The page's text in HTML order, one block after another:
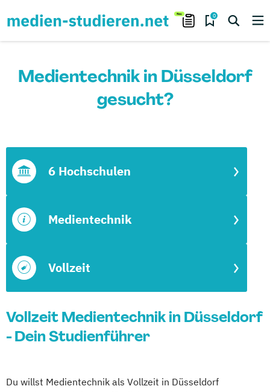
0
Medientechnik in Düsseldorf
gesucht?
Vollzeit
Medientechnik
6 Hochschulen
Vollzeit Medientechnik in Düsseldorf
- Dein Studienführer
Du willst Medientechnik als Vollzeit in Düsseldorf